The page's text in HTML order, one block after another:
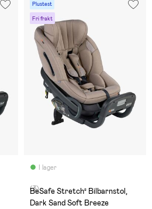
Plustest
Fri frakt
I lager
(3)
BeSafe Stretch² Bilbarnstol,
Dark Sand Soft Breeze